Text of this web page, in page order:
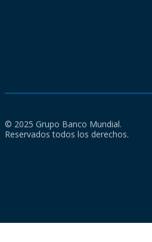
© 2025 Grupo Banco Mundial.
Reservados todos los derechos.